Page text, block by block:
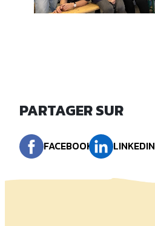
PARTAGER SUR
FACEBOOK LINKEDIN